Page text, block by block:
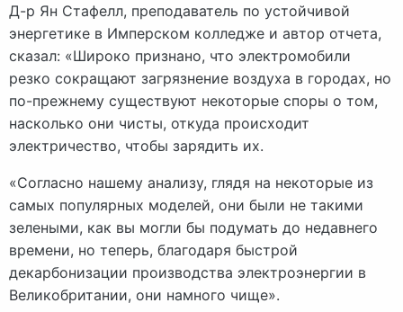
Д-р Ян Стафелл, преподаватель по устойчивой
энергетике в Имперском колледже и автор отчета,
сказал: «Широко признано, что электромобили
резко сокращают загрязнение воздуха в городах, но
по-прежнему существуют некоторые споры о том,
насколько они чисты, откуда происходит
электричество, чтобы зарядить их.
«Согласно нашему анализу, глядя на некоторые из
самых популярных моделей, они были не такими
зелеными, как вы могли бы подумать до недавнего
времени, но теперь, благодаря быстрой
декарбонизации производства электроэнергии в
Великобритании, они намного чище».